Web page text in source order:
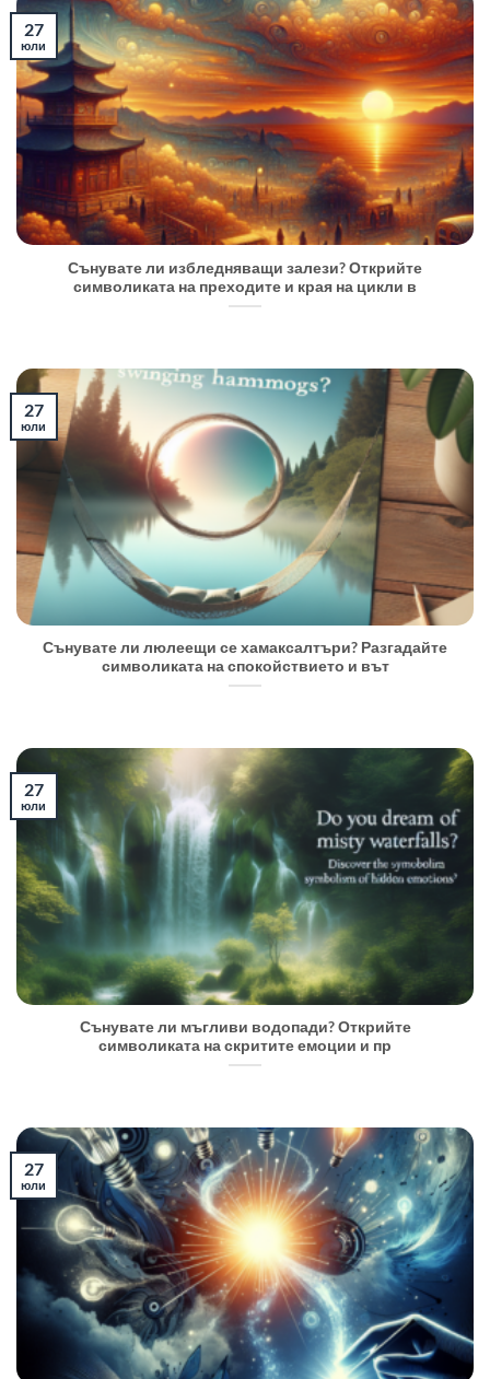
Сънувате ли избледняващи залези? Открийте
символиката на преходите и края на цикли в
27
юли
Сънувате ли люлеещи се хамаксалтъри? Разгадайте
символиката на спокойствието и вът
27
юли
Сънувате ли мъгливи водопади? Открийте
символиката на скритите емоции и пр
27
юли
27
юли